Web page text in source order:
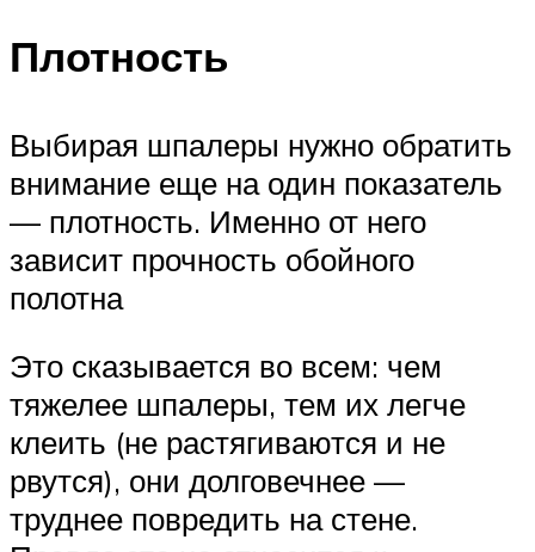
Плотность
Выбирая шпалеры нужно обратить
внимание еще на один показатель
— плотность. Именно от него
зависит прочность обойного
полотна
Это сказывается во всем: чем
тяжелее шпалеры, тем их легче
клеить (не растягиваются и не
рвутся), они долговечнее —
труднее повредить на стене.